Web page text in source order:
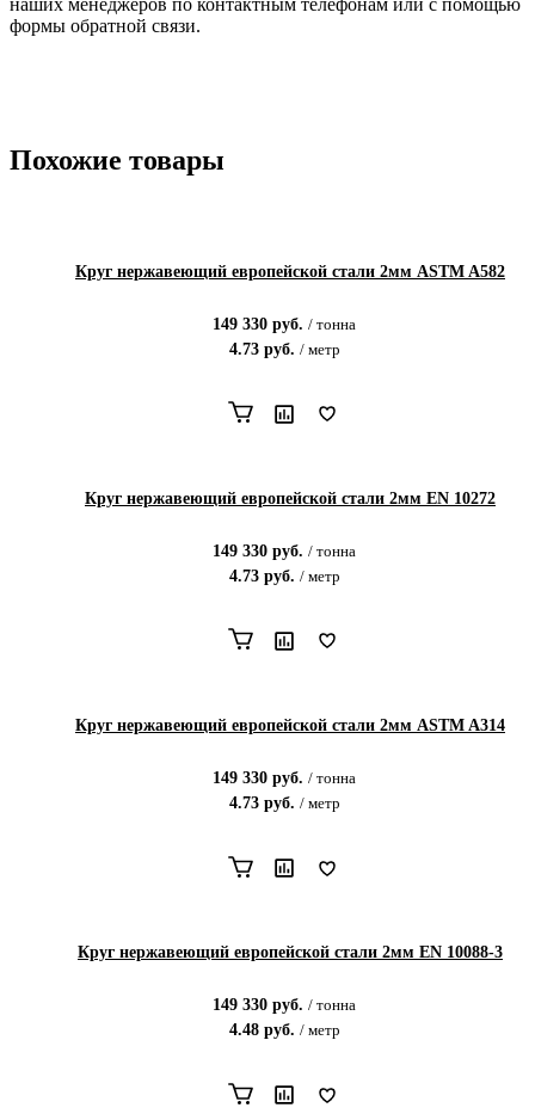
наших менеджеров по контактным телефонам или с помощью
формы обратной связи.
Похожие товары
Круг нержавеющий европейской стали 2мм ASTM A582
149 330 руб. / тонна
4.73руб. / метр
Круг нержавеющий европейской стали 2мм EN 10272
149 330 руб. / тонна
4.73руб. / метр
Круг нержавеющий европейской стали 2мм ASTM A314
149 330 руб. / тонна
4.73руб. / метр
Круг нержавеющий европейской стали 2мм EN 10088-3
149 330 руб. / тонна
4.48руб. / метр